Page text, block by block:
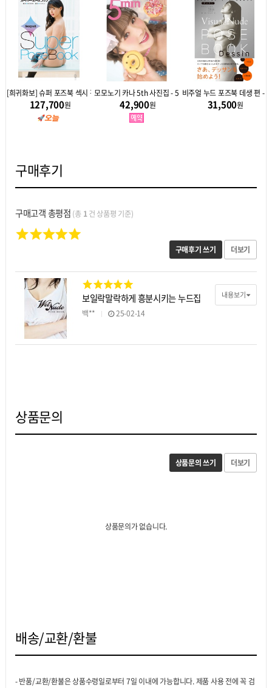
이
[희귀화보] 슈퍼 포즈북 섹시 편 2 - 아오이 츠카사
127,700원
모모노기 카나 5th 사진집 - 5mm
42,900원
비주얼 누드 포즈북 데생 편 -
31,500원
구매후기
구매고객 총평점 (총 1건 상품평 기준)
구매후기 쓰기 더보기
내용보기
보일락말락하게 흥분시키는 누드집
백** 25-02-14
상품문의
상품문의 쓰기 더보기
상품문의가 없습니다.
배송/교환/환불
- 반품/교환/환불은 상품수령일로부터 7일 이내에 가능합니다. 제품 사용 전에 꼭 검